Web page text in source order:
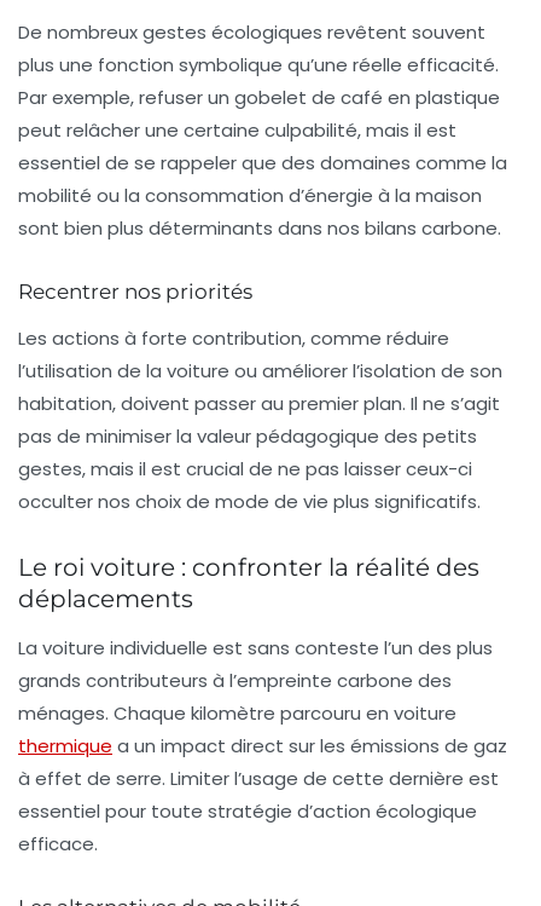
De nombreux gestes écologiques revêtent souvent
plus une fonction symbolique qu’une réelle efficacité.
Par exemple, refuser un gobelet de café en plastique
peut relâcher une certaine culpabilité, mais il est
essentiel de se rappeler que des domaines comme la
mobilité ou la consommation d’énergie à la maison
sont bien plus déterminants dans nos bilans carbone.
Recentrer nos priorités
Les actions à forte contribution, comme réduire
l’utilisation de la voiture ou améliorer l’isolation de son
habitation, doivent passer au premier plan. Il ne s’agit
pas de minimiser la valeur pédagogique des petits
gestes, mais il est crucial de ne pas laisser ceux-ci
occulter nos choix de mode de vie plus significatifs.
Le roi voiture : confronter la réalité des
déplacements
La voiture individuelle est sans conteste l’un des plus
grands contributeurs à l’empreinte carbone des
ménages. Chaque kilomètre parcouru en voiture
thermique a un impact direct sur les émissions de gaz
à effet de serre. Limiter l’usage de cette dernière est
essentiel pour toute stratégie d’action écologique
efficace.